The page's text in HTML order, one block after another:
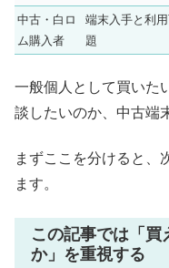
中古・白ロ
ム購入者
端末入手と利
題
一般個人として買いた
談したいのか、中古端
まずここを分けると、
ます。
この記事では「買
か」を重視する